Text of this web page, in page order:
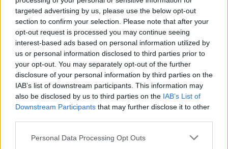
targeted advertising by us, please use the below opt-out
section to confirm your selection. Please note that after your
opt-out request is processed you may continue seeing
interest-based ads based on personal information utilized by
us or personal information disclosed to third parties prior to
your opt-out. You may separately opt-out of the further
disclosure of your personal information by third parties on the
IAB’s list of downstream participants. This information may
also be disclosed by us to third parties on the IAB’s List of
Downstream Participants that may further disclose it to other
Please note that this website/app uses one or more Google
Personal Data Processing Opt Outs
δημιουργεί ανησυχία στους επενδυτές και αν
κρατήσει για καιρό, είναι πιθανό να αντιστραφεί το
θετικό κλίμα που έχει δημιουργηθεί στη
συγκεκριμένη αγορά.
Όμως, όπως τονίζουν οι ειδικοί, μία ακόμα αιτία
της μεγάλης ανόδου των κρυπτονομισμάτων τις
τελευταίες ημέρες είναι και ο φόβος.
Καθώς οι επενδυτές προσπαθούν να